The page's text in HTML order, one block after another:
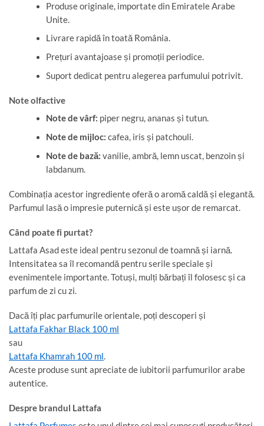
Produse originale, importate din Emiratele Arabe
Unite.
Livrare rapidă în toată România.
Prețuri avantajoase și promoții periodice.
Suport dedicat pentru alegerea parfumului potrivit.
Note olfactive
Note de vârf: piper negru, ananas și tutun.
Note de mijloc: cafea, iris și patchouli.
Note de bază: vanilie, ambră, lemn uscat, benzoin și
labdanum.
Combinația acestor ingrediente oferă o aromă caldă și elegantă.
Parfumul lasă o impresie puternică și este ușor de remarcat.
Când poate fi purtat?
Lattafa Asad este ideal pentru sezonul de toamnă și iarnă.
Intensitatea sa îl recomandă pentru serile speciale și
evenimentele importante. Totuși, mulți bărbați îl folosesc și ca
parfum de zi cu zi.
Dacă îți plac parfumurile orientale, poți descoperi și
Lattafa Fakhar Black 100 ml
sau
Lattafa Khamrah 100 ml.
Aceste produse sunt apreciate de iubitorii parfumurilor arabe
autentice.
Despre brandul Lattafa